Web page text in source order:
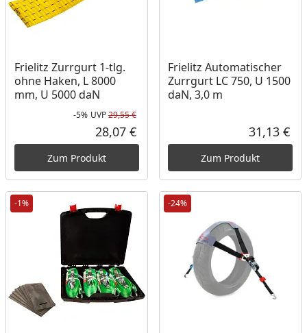
Frielitz Zurrgurt 1-tlg.
ohne Haken, L 8000
mm, U 5000 daN
Rabatt in Prozent
-5%
Ursprünglicher Preis
UVP29,55 €
Aktueller Preis
28,07 €
Zum Produkt
Frielitz Automatischer
Zurrgurt LC 750, U 1500
daN, 3,0 m
31,13 €
Zum Produkt
-1% -24%